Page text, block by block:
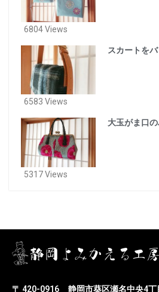
6804 Views
スカートを
6583 Views
大玉がま口
5317 Views
〒 420-0916 静岡市葵区瀬名中央4